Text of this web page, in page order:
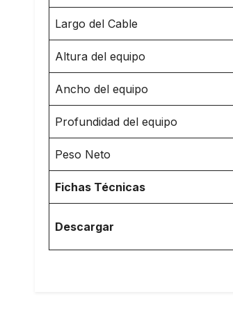
Largo del Cable
Altura del equipo
Ancho del equipo
Profundidad del equipo
Peso Neto
Fichas Técnicas
Descargar